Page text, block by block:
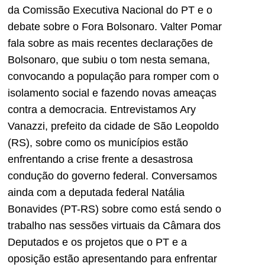
da Comissão Executiva Nacional do PT e o
debate sobre o Fora Bolsonaro. Valter Pomar
fala sobre as mais recentes declarações de
Bolsonaro, que subiu o tom nesta semana,
convocando a população para romper com o
isolamento social e fazendo novas ameaças
contra a democracia. Entrevistamos Ary
Vanazzi, prefeito da cidade de São Leopoldo
(RS), sobre como os municípios estão
enfrentando a crise frente a desastrosa
condução do governo federal. Conversamos
ainda com a deputada federal Natália
Bonavides (PT-RS) sobre como está sendo o
trabalho nas sessões virtuais da Câmara dos
Deputados e os projetos que o PT e a
oposição estão apresentando para enfrentar